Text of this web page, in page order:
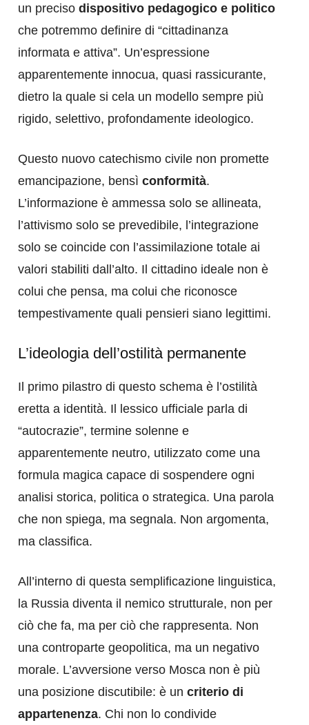
un preciso dispositivo pedagogico e politico
che potremmo definire di “cittadinanza
informata e attiva”. Un’espressione
apparentemente innocua, quasi rassicurante,
dietro la quale si cela un modello sempre più
rigido, selettivo, profondamente ideologico.
Questo nuovo catechismo civile non promette
emancipazione, bensì conformità.
L’informazione è ammessa solo se allineata,
l’attivismo solo se prevedibile, l’integrazione
solo se coincide con l’assimilazione totale ai
valori stabiliti dall’alto. Il cittadino ideale non è
colui che pensa, ma colui che riconosce
tempestivamente quali pensieri siano legittimi.
L’ideologia dell’ostilità permanente
Il primo pilastro di questo schema è l’ostilità
eretta a identità. Il lessico ufficiale parla di
“autocrazie”, termine solenne e
apparentemente neutro, utilizzato come una
formula magica capace di sospendere ogni
analisi storica, politica o strategica. Una parola
che non spiega, ma segnala. Non argomenta,
ma classifica.
All’interno di questa semplificazione linguistica,
la Russia diventa il nemico strutturale, non per
ciò che fa, ma per ciò che rappresenta. Non
una controparte geopolitica, ma un negativo
morale. L’avversione verso Mosca non è più
una posizione discutibile: è un criterio di
appartenenza. Chi non lo condivide